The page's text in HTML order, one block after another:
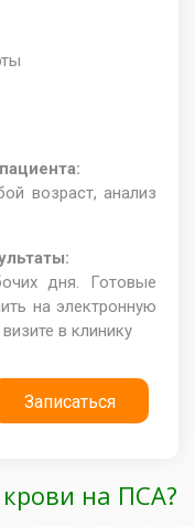
возраст, анализ
дня. Готовые
на электронную
в клинику
Записаться
на ПСА?